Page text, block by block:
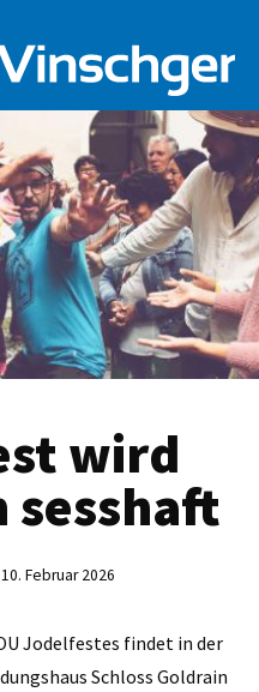
wird
sesshaft
Februar 2026
Jodelfestes findet in der
Schloss Goldrain